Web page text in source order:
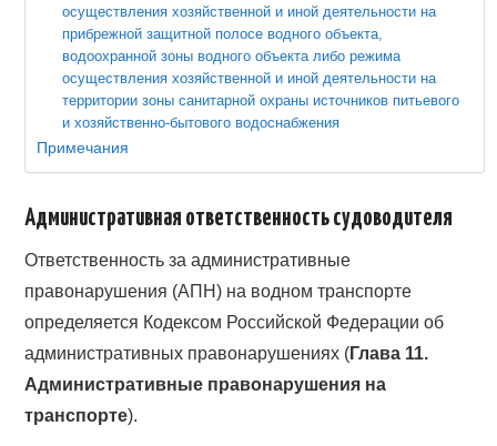
осуществления хозяйственной и иной деятельности на
прибрежной защитной полосе водного объекта,
водоохранной зоны водного объекта либо режима
осуществления хозяйственной и иной деятельности на
территории зоны санитарной охраны источников питьевого
и хозяйственно-бытового водоснабжения
Примечания
Административная ответственность судоводителя
Ответственность за административные
правонарушения (АПН) на водном транспорте
определяется Кодексом Российской Федерации об
административных правонарушениях (Глава 11.
Административные правонарушения на
транспорте).